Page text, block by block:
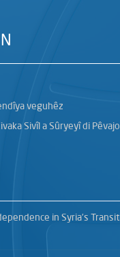
veguhêz
Sivîl a Sûryeyî di
in Syria’s